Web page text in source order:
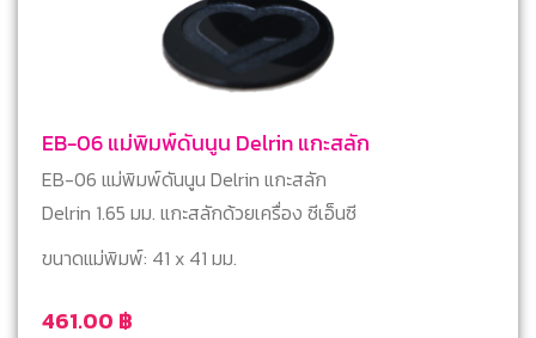
EB-06 แม่พิมพ์ดันนูน Delrin แกะสลัก
461.00 ฿
EB-06 แม่พิมพ์ดันนูน Delrin แกะสลัก
Delrin 1.65 มม. แกะสลักด้วยเครื่อง ซีเอ็นซี
ขนาดแม่พิมพ์: 41 x 41 มม.